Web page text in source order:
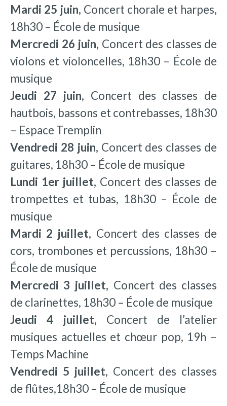
Mardi 25 juin, Concert chorale et harpes,
18h30 – École de musique
Mercredi 26 juin, Concert des classes de
violons et violoncelles, 18h30 – École de
musique
Jeudi 27 juin, Concert des classes de
hautbois, bassons et contrebasses, 18h30
– Espace Tremplin
Vendredi 28 juin, Concert des classes de
guitares, 18h30 – École de musique
Lundi 1er juillet, Concert des classes de
trompettes et tubas, 18h30 – École de
musique
Mardi 2 juillet, Concert des classes de
cors, trombones et percussions, 18h30 –
École de musique
Mercredi 3 juillet, Concert des classes
de clarinettes, 18h30 – École de musique
Jeudi 4 juillet, Concert de l’atelier
musiques actuelles et chœur pop, 19h –
Temps Machine
Vendredi 5 juillet, Concert des classes
de flûtes,18h30 – École de musique